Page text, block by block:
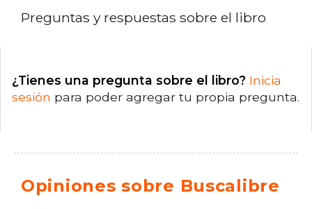
Preguntas y respuestas sobre el libro
¿Tienes una pregunta sobre el libro? Inicia
sesión para poder agregar tu propia pregunta.
Opiniones sobre Buscalibre